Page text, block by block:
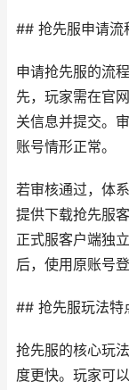
## 抢先服申请流
申请抢先服的流
先，玩家需在官
关信息并提交。
账号情形正常。
若审核通过，体
提供下载抢先服
正式服客户端独
后，使用原账号
## 抢先服玩法特
抢先服的核心玩
度更快。玩家可